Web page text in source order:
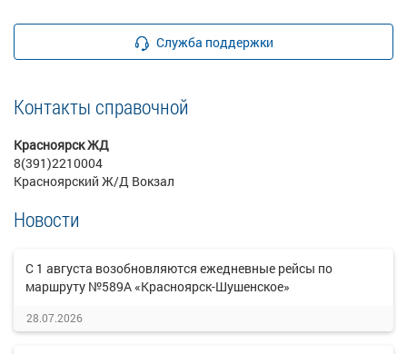
Служба поддержки
Контакты справочной
Красноярск ЖД
8(391)2210004
Красноярский Ж/Д Вокзал
Новости
С 1 августа возобновляются ежедневные рейсы по
маршруту №589А «Красноярск-Шушенское»
28.07.2026